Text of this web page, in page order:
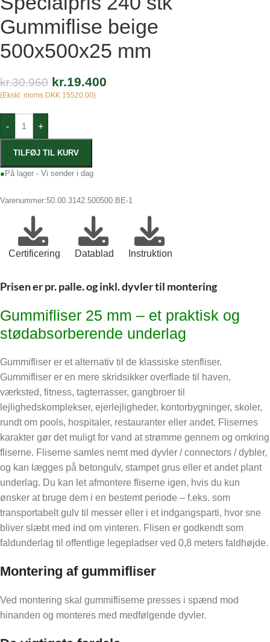
Gummiflise beige
500x500x25 mm
kr.30.960 kr.19.400
(Ekskl. moms DKK 15520.00)
- +
TILFØJ TIL KURV
● På lager - Vi sender i dag
Varenummer:50.00.3142.500500.BE-1
Certificering Datablad Instruktion
Prisen er pr. palle. og inkl. dyvler til montering
Gummifliser 25 mm – et praktisk og
stødabsorberende underlag
Gummifliser er et alternativ til de klassiske stenfliser.
Gummifliser er en mere skridsikker overflade til haven,
værksted, fitness, tagterrasser, gangbroer til
lejlighedskomplekser, ejerlejligheder, kontorbygninger, skoler,
rundt om pools, hospitaler, restauranter eller andet. Flisernes
karakter gør det muligt for vand at strømme gennem og omkring
fliserne. Fliserne samles nemt med dyvler / connectors / dybler,
og kan lægges på betongulv, stampet grus eller et andet plant
underlag. Du kan let afmontere fliserne igen, hvis du kun
ønsker at bruge dem i en bestemt periode – f.eks. som
transportabelt gulv til messer eller i et indgangsparti, hvor sne
bliver slæbt med ind om vinteren. Flisen er godkendt som
faldunderlag til offentlige legepladser ved 0,8 meters faldhøjde.
Montering af gummifliser
Ved montering skal gummifliserne presses i spænd mod
hinanden og monteres med medfølgende dyvler.